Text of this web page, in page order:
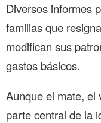
Diversos informes
familias que
modifican sus
gastos básicos.
Aunque el mate, el
parte central de la